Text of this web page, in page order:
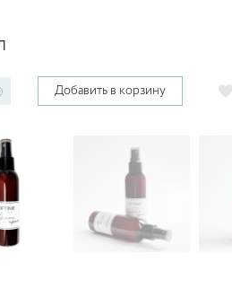
Добавить в корзину